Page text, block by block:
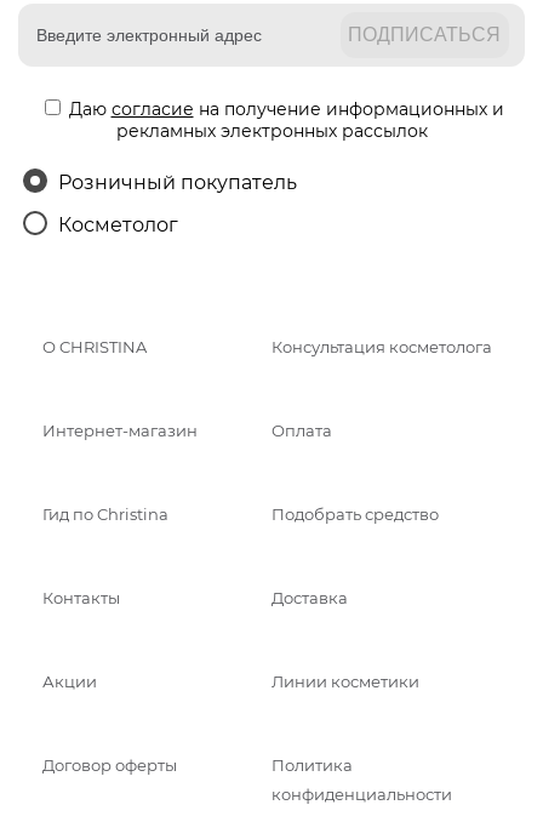
Даю согласие на получение информационных и
рекламных электронных рассылок
Розничный покупатель
Косметолог
О CHRISTINA Консультация косметолога
Интернет-магазин Оплата
Гид по Christina Подобрать средство
Контакты Доставка
Акции Линии косметики
Договор оферты
Политика
конфиденциальности